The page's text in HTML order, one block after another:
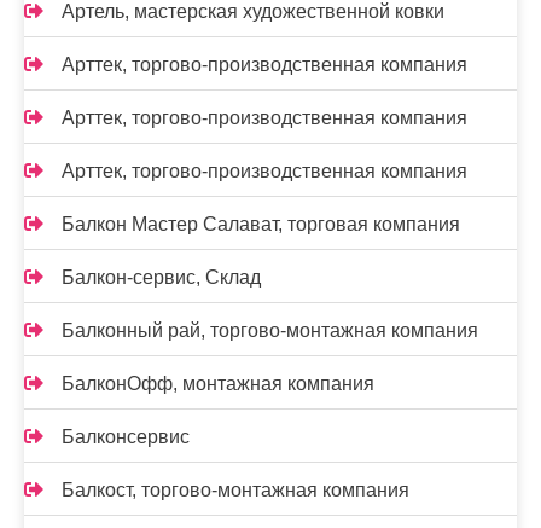
Артель, мастерская художественной ковки
Арттек, торгово-производственная компания
Арттек, торгово-производственная компания
Арттек, торгово-производственная компания
Балкон Мастер Салават, торговая компания
Балкон-сервис, Склад
Балконный рай, торгово-монтажная компания
БалконОфф, монтажная компания
Балконсервис
Балкост, торгово-монтажная компания